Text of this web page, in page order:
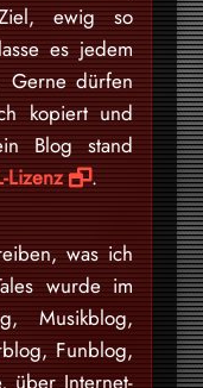
ewig so
es jedem
Gerne dürfen
kopiert und
Blog stand
Lizenz .
was ich
wurde im
Musikblog,
Funblog,
über Internet-